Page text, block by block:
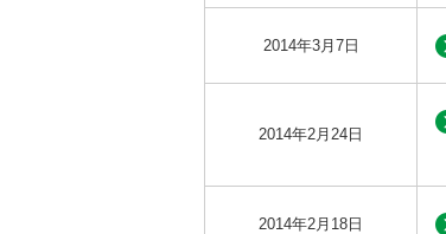
2014年3月7日
2014年2月24日
2014年2月18日